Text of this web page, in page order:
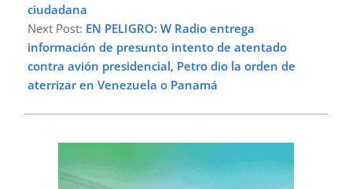
ciudadana
Next Post: EN PELIGRO: W Radio entrega
información de presunto intento de atentado
contra avión presidencial, Petro dio la orden de
aterrizar en Venezuela o Panamá